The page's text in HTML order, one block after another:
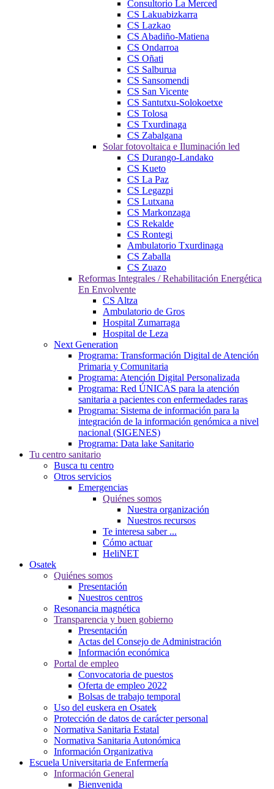
Consultorio La Merced
CS Lakuabizkarra
CS Lazkao
CS Abadiño-Matiena
CS Ondarroa
CS Oñati
CS Salburua
CS Sansomendi
CS San Vicente
CS Santutxu-Solokoetxe
CS Tolosa
CS Txurdinaga
CS Zabalgana
Solar fotovoltaica e Iluminación led
CS Durango-Landako
CS Kueto
CS La Paz
CS Legazpi
CS Lutxana
CS Markonzaga
CS Rekalde
CS Rontegi
Ambulatorio Txurdinaga
CS Zaballa
CS Zuazo
Reformas Integrales / Rehabilitación Energética
En Envolvente
CS Altza
Ambulatorio de Gros
Hospital Zumarraga
Hospital de Leza
Next Generation
Programa: Transformación Digital de Atención
Primaria y Comunitaria
Programa: Atención Digital Personalizada
Programa: Red ÚNICAS para la atención
sanitaria a pacientes con enfermedades raras
Programa: Sistema de información para la
integración de la información genómica a nivel
nacional (SIGENES)
Programa: Data lake Sanitario
Tu centro sanitario
Busca tu centro
Otros servicios
Emergencias
Quiénes somos
Nuestra organización
Nuestros recursos
Te interesa saber ...
Cómo actuar
HeliNET
Osatek
Quiénes somos
Presentación
Nuestros centros
Resonancia magnética
Transparencia y buen gobierno
Presentación
Actas del Consejo de Administración
Información económica
Portal de empleo
Convocatoria de puestos
Oferta de empleo 2022
Bolsas de trabajo temporal
Uso del euskera en Osatek
Protección de datos de carácter personal
Normativa Sanitaria Estatal
Normativa Sanitaria Autonómica
Información Organizativa
Escuela Universitaria de Enfermería
Información General
Bienvenida